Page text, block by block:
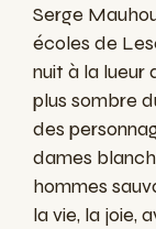
Serge
écoles de
nuit à la lueur
plus sombre
des
dames
hommes
la vie, la joie,